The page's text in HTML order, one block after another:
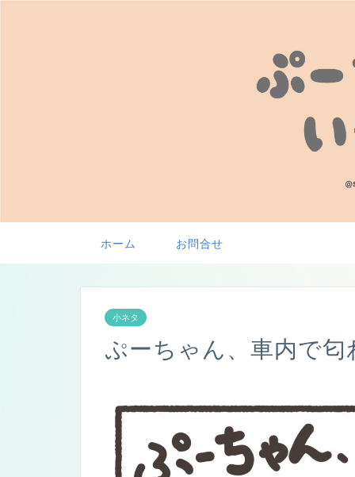
ホーム お問合せ
小ネタ
ぷーちゃん、車内で匂